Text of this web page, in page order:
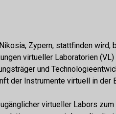
Zypern, stattfinden wird,
virtueller Laboratorien (VL)
und
der Instrumente virtuell in der
virtueller Labors zum